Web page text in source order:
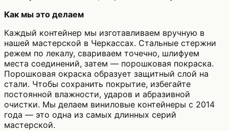
Как мы это делаем
Каждый контейнер мы изготавливаем вручную в
нашей мастерской в Черкассах. Стальные стержни
режем по лекалу, свариваем точечно, шлифуем
места соединений, затем — порошковая покраска.
Порошковая окраска образует защитный слой на
стали. Чтобы сохранить покрытие, избегайте
постоянной влажности, ударов и абразивной
очистки. Мы делаем виниловые контейнеры с 2014
года — это одна из самых длинных серий
мастерской.